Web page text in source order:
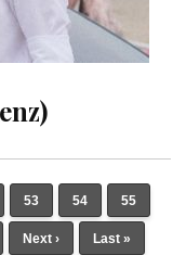
53 54 55
Next › Last »